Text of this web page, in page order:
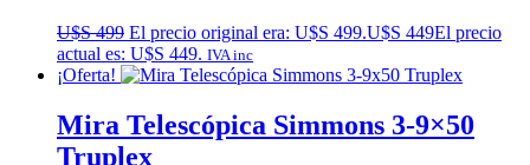
U$S499 El precio original era: U$S 499.U$S 449El precio
actual es: U$S 449. IVA inc
¡Oferta!
Mira Telescópica Simmons 3-9×50
Truplex